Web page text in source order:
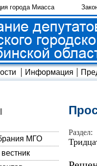
города Миасса
Информация
МГО
Раздел: